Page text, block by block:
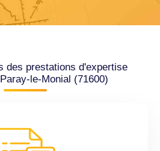
des prestations d'expertise
le-Monial (71600)